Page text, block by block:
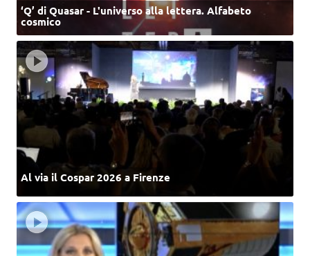
‘Q’ di Quasar - L'universo alla lettera. Alfabeto
cosmico
Al via il Cospar 2026 a Firenze